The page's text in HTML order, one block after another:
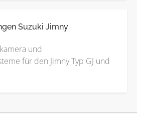
Suzuki Jimny
und
für den Jimny Typ GJ und